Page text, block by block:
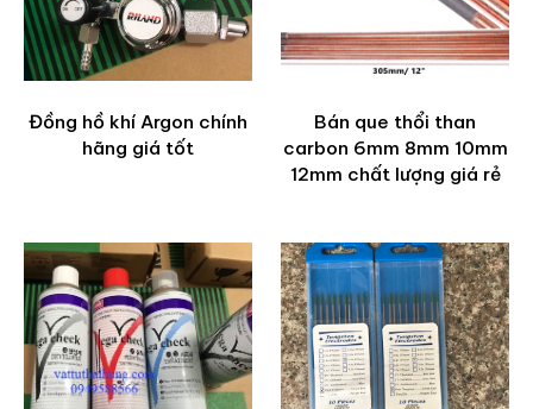
Đồng hồ khí Argon chính
hãng giá tốt
Bán que thổi than
carbon 6mm 8mm 10mm
12mm chất lượng giá rẻ